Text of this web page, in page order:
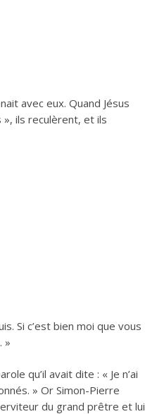
avec eux. Quand Jésus
», ils reculèrent, et ils
Si c’est bien moi que vous
»
qu’il avait dite : « Je n’ai
» Or Simon-Pierre
du grand prêtre et lui